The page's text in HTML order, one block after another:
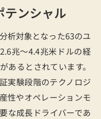
テンシャル
析対象となった63のユ
兆〜4.4兆米ドルの経
あるとされています。
実験段階のテクノロジ
性やオペレーションモ
な成長ドライバーであ